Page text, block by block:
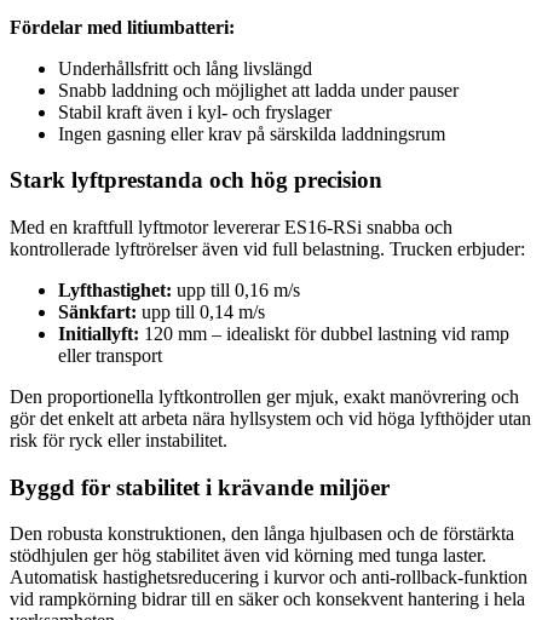
Fördelar med litiumbatteri:
Underhållsfritt och lång livslängd
Snabb laddning och möjlighet att ladda under pauser
Stabil kraft även i kyl- och fryslager
Ingen gasning eller krav på särskilda laddningsrum
Stark lyftprestanda och hög precision
Med en kraftfull lyftmotor levererar ES16-RSi snabba och
kontrollerade lyftrörelser även vid full belastning. Trucken erbjuder:
Lyfthastighet: upp till 0,16 m/s
Sänkfart: upp till 0,14 m/s
Initiallyft: 120 mm – idealiskt för dubbel lastning vid ramp
eller transport
Den proportionella lyftkontrollen ger mjuk, exakt manövrering och
gör det enkelt att arbeta nära hyllsystem och vid höga lyfthöjder utan
risk för ryck eller instabilitet.
Byggd för stabilitet i krävande miljöer
Den robusta konstruktionen, den långa hjulbasen och de förstärkta
stödhjulen ger hög stabilitet även vid körning med tunga laster.
Automatisk hastighetsreducering i kurvor och anti-rollback-funktion
vid rampkörning bidrar till en säker och konsekvent hantering i hela